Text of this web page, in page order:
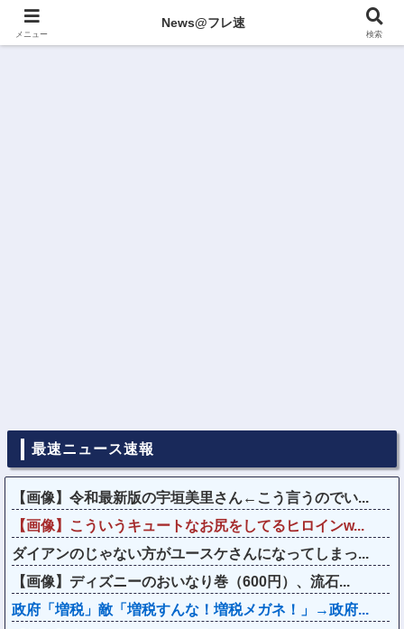
最速ニュース速報
【画像】令和最新版の宇垣美里さん←こう言うのでい...
【画像】こういうキュートなお尻をしてるヒロインw...
ダイアンのじゃない方がユースケさんになってしまっ...
【画像】ディズニーのおいなり巻（600円）、流石...
政府「増税」敵「増税すんな！増税メガネ！」→政府...
メニュー
News@フレ速
検索